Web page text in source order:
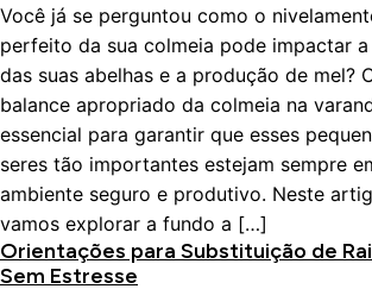
Você já se perguntou como o
perfeito da sua colmeia pode impactar a
das suas abelhas e a produção de mel?
balance apropriado da colmeia na
essencial para garantir que esses
seres tão importantes estejam sempre
ambiente seguro e produtivo. Neste
vamos explorar a fundo a […]
Orientações para Substituição de
Sem Estresse